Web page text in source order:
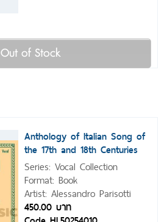
Out of Stock
Anthology of Italian Song of
the 17th and 18th Centuries
Series: Vocal Collection
Format: Book
Artist: Alessandro Parisotti
450.00 บาท